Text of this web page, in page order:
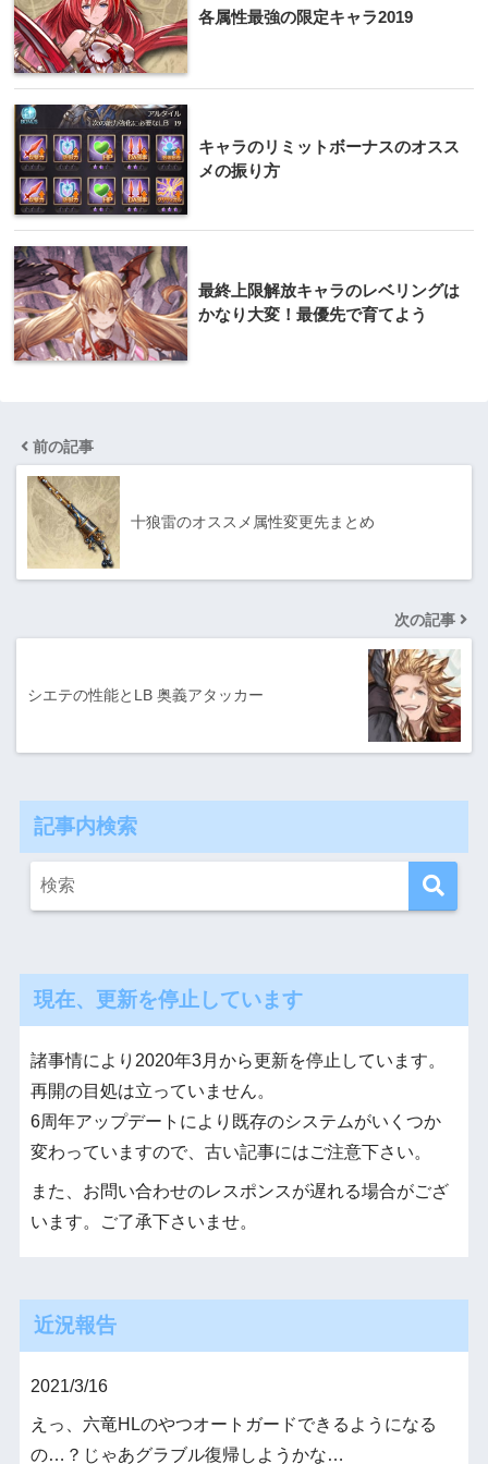
各属性最強の限定キャラ2019
キャラのリミットボーナスのオスス
メの振り方
最終上限解放キャラのレベリングは
かなり大変！最優先で育てよう
前の記事
十狼雷のオススメ属性変更先まとめ
次の記事
シエテの性能とLB 奥義アタッカー
記事内検索
現在、更新を停止しています
諸事情により2020年3月から更新を停止しています。
再開の目処は立っていません。
6周年アップデートにより既存のシステムがいくつか
変わっていますので、古い記事にはご注意下さい。
また、お問い合わせのレスポンスが遅れる場合がござ
います。ご了承下さいませ。
近況報告
2021/3/16
えっ、六竜HLのやつオートガードできるようになる
の…？じゃあグラブル復帰しようかな…